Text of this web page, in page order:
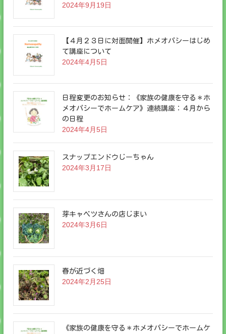
2024年9月19日
【４月２３日に対面開催】ホメオパシーはじめ
て講座について
2024年4月5日
日程変更のお知らせ：《家族の健康を守る＊ホ
メオパシーでホームケア》連続講座：４月から
の日程
2024年4月5日
スナップエンドウじーちゃん
2024年3月17日
芽キャベツさんの店じまい
2024年3月6日
春が近づく畑
2024年2月25日
《家族の健康を守る＊ホメオパシーでホームケ